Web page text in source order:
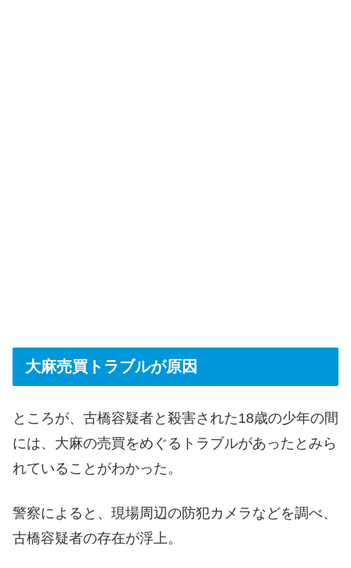
大麻売買トラブルが原因
ところが、古橋容疑者と殺害された18歳の少年の間
には、大麻の売買をめぐるトラブルがあったとみら
れていることがわかった。
警察によると、現場周辺の防犯カメラなどを調べ、
古橋容疑者の存在が浮上。